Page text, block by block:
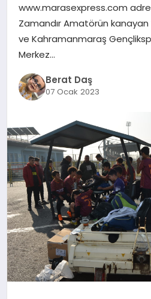
TÜRKOĞLU
PAZARCIK
KÜNYE
www.marasexpress.com
Zamandır Amatörün
ve Kahramanmaraş
Merkez…
Berat Daş
07 Ocak 2023